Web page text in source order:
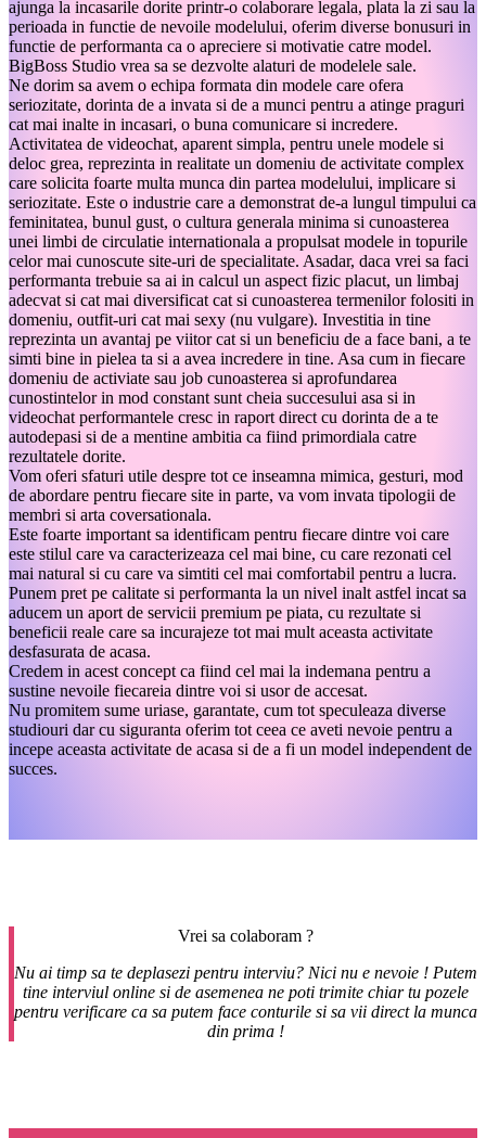
ajunga la incasarile dorite printr-o colaborare legala, plata la zi sau la
perioada in functie de nevoile modelului, oferim diverse bonusuri in
functie de performanta ca o apreciere si motivatie catre model.
BigBoss Studio vrea sa se dezvolte alaturi de modelele sale.
Ne dorim sa avem o echipa formata din modele care ofera
seriozitate, dorinta de a invata si de a munci pentru a atinge praguri
cat mai inalte in incasari, o buna comunicare si incredere.
Activitatea de videochat, aparent simpla, pentru unele modele si
deloc grea, reprezinta in realitate un domeniu de activitate complex
care solicita foarte multa munca din partea modelului, implicare si
seriozitate. Este o industrie care a demonstrat de-a lungul timpului ca
feminitatea, bunul gust, o cultura generala minima si cunoasterea
unei limbi de circulatie internationala a propulsat modele in topurile
celor mai cunoscute site-uri de specialitate. Asadar, daca vrei sa faci
performanta trebuie sa ai in calcul un aspect fizic placut, un limbaj
adecvat si cat mai diversificat cat si cunoasterea termenilor folositi in
domeniu, outfit-uri cat mai sexy (nu vulgare). Investitia in tine
reprezinta un avantaj pe viitor cat si un beneficiu de a face bani, a te
simti bine in pielea ta si a avea incredere in tine. Asa cum in fiecare
domeniu de activiate sau job cunoasterea si aprofundarea
cunostintelor in mod constant sunt cheia succesului asa si in
videochat performantele cresc in raport direct cu dorinta de a te
autodepasi si de a mentine ambitia ca fiind primordiala catre
rezultatele dorite.
Vom oferi sfaturi utile despre tot ce inseamna mimica, gesturi, mod
de abordare pentru fiecare site in parte, va vom invata tipologii de
membri si arta coversationala.
Este foarte important sa identificam pentru fiecare dintre voi care
este stilul care va caracterizeaza cel mai bine, cu care rezonati cel
mai natural si cu care va simtiti cel mai comfortabil pentru a lucra.
Punem pret pe calitate si performanta la un nivel inalt astfel incat sa
aducem un aport de servicii premium pe piata, cu rezultate si
beneficii reale care sa incurajeze tot mai mult aceasta activitate
desfasurata de acasa.
Credem in acest concept ca fiind cel mai la indemana pentru a
sustine nevoile fiecareia dintre voi si usor de accesat.
Nu promitem sume uriase, garantate, cum tot speculeaza diverse
studiouri dar cu siguranta oferim tot ceea ce aveti nevoie pentru a
incepe aceasta activitate de acasa si de a fi un model independent de
succes.
Vrei sa colaboram ?
Nu ai timp sa te deplasezi pentru interviu? Nici nu e nevoie ! Putem
tine interviul online si de asemenea ne poti trimite chiar tu pozele
pentru verificare ca sa putem face conturile si sa vii direct la munca
din prima !